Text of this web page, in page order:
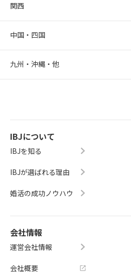
関西
中国・四国
九州・沖縄・他
IBJについて
IBJを知る
IBJが選ばれる理由
婚活の成功ノウハウ
会社情報
運営会社情報
会社概要